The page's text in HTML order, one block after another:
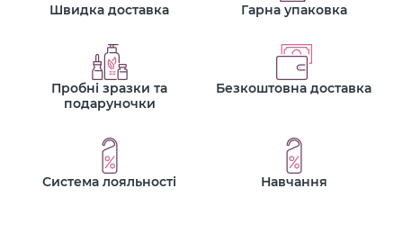
Швидка доставка Гарна упаковка
Пробні зразки та
подаруночки
Безкоштовна доставка
Система лояльності Навчання